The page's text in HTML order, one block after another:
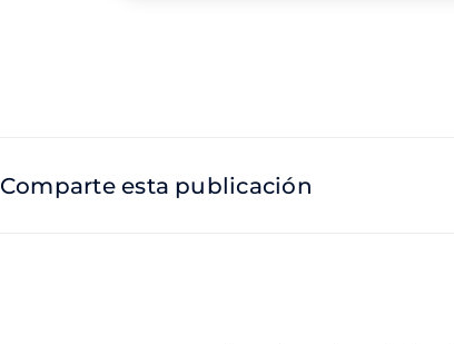
Comparte esta publicación